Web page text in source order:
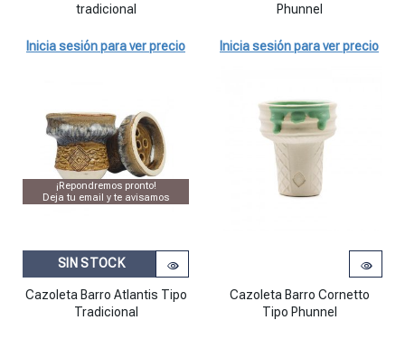
tradicional
Inicia sesión para ver precio
Phunnel
Inicia sesión para ver precio
¡Repondremos pronto!
Deja tu email y te avisamos
SIN STOCK
Cazoleta Barro Atlantis Tipo
Tradicional
Cazoleta Barro Cornetto Tipo
Cazoleta Barro Cornetto
Tipo Phunnel